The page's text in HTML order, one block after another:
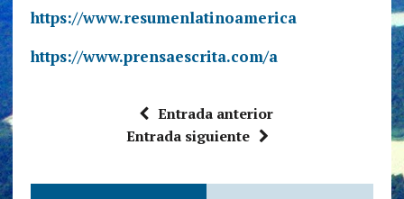
https://www.resumenlatinoamerica
https://www.prensaescrita.com/a
Entrada anterior
Entrada siguiente